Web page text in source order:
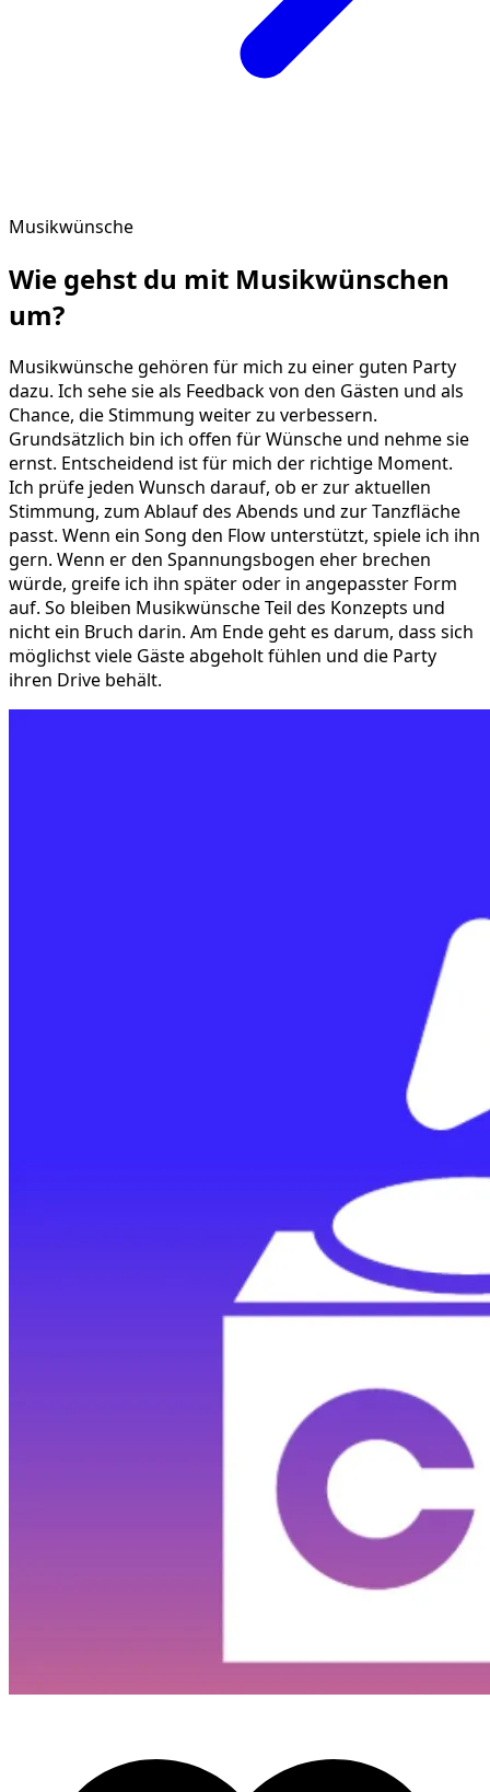
Musikwünsche
Wie gehst du mit Musikwünschen
um?
Musikwünsche gehören für mich zu einer guten Party
dazu. Ich sehe sie als Feedback von den Gästen und als
Chance, die Stimmung weiter zu verbessern.
Grundsätzlich bin ich offen für Wünsche und nehme sie
ernst. Entscheidend ist für mich der richtige Moment.
Ich prüfe jeden Wunsch darauf, ob er zur aktuellen
Stimmung, zum Ablauf des Abends und zur Tanzfläche
passt. Wenn ein Song den Flow unterstützt, spiele ich ihn
gern. Wenn er den Spannungsbogen eher brechen
würde, greife ich ihn später oder in angepasster Form
auf. So bleiben Musikwünsche Teil des Konzepts und
nicht ein Bruch darin. Am Ende geht es darum, dass sich
möglichst viele Gäste abgeholt fühlen und die Party
ihren Drive behält.